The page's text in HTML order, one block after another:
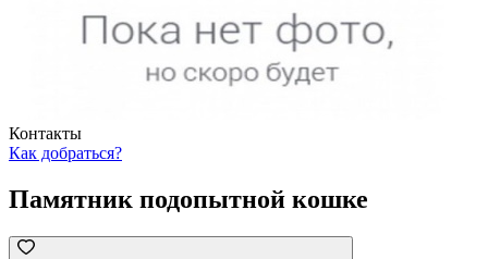
Контакты
Как добраться?
Памятник подопытной кошке